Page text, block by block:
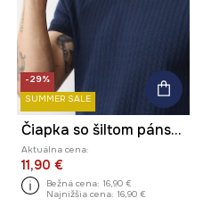
-29%
SUMMER SALE
Čiapka so šiltom pánska
Aktuálna cena:
11,90 €
Bežná cena: 16,90 €
Najnižšia cena: 16,90 €